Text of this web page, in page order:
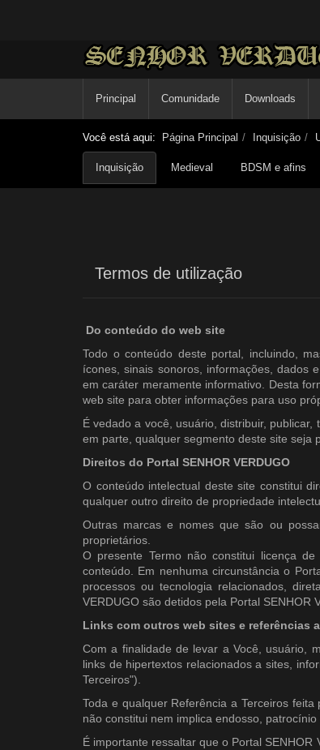
Principal Comunidade Downloads
Você está aqui: Página Principal Inquisição
Inquisição Medieval BDSM e afins
Termos de utilização
Do conteúdo do web site
Todo o conteúdo deste portal, incluindo,
ícones, sinais sonoros, informações, dados
em caráter meramente informativo. Desta
web site para obter informações para uso
É vedado a você, usuário, distribuir,
em parte, qualquer segmento deste site seja
Direitos do Portal SENHOR VERDUGO
O conteúdo intelectual deste site constitui
qualquer outro direito de propriedade
Outras marcas e nomes que são ou
proprietários.
O presente Termo não constitui licença
conteúdo. Em nenhuma circunstância o
processos ou tecnologia relacionados,
VERDUGO são detidos pela Portal SENHOR
Links com outros web sites e referências
Com a finalidade de levar a Você, usuário,
links de hipertextos relacionados a sites,
Terceiros").
Toda e qualquer Referência a Terceiros
não constitui nem implica endosso,
É importante ressaltar que o Portal